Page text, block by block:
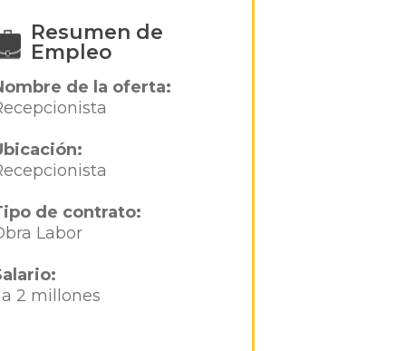
Resumen de
Empleo
de la oferta:
de contrato:
Labor
a 2 millones